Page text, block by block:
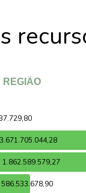
1.862.589.579,27
586.533.678,90